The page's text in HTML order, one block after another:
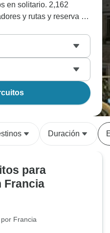
en solitario. 2,162
y rutas y reserva el
forma flexible.
Duración
para
Francia
Francia